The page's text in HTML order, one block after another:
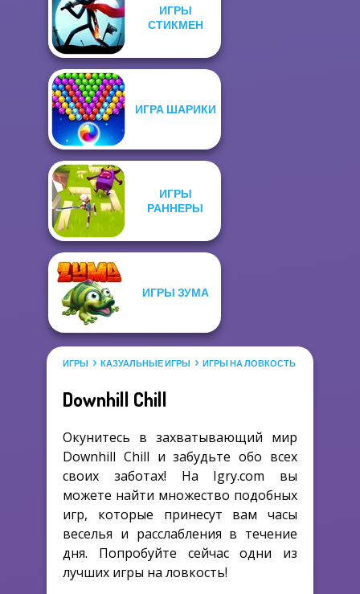
ИГРЫ
СТИКМЕН
ИГРА ШАРИКИ
ИГРЫ
РАННЕРЫ
ИГРЫ ЗУМА
ИГРЫ КАЗУАЛЬНЫЕ ИГРЫ ИГРЫ НА ЛОВКОСТЬ
Downhill Chill
Окунитесь в захватывающий мир
Downhill Chill и забудьте обо всех
своих заботах! На Igry.com вы
можете найти множество подобных
игр, которые принесут вам часы
веселья и расслабления в течение
дня. Попробуйте сейчас одни из
лучших игры на ловкость!